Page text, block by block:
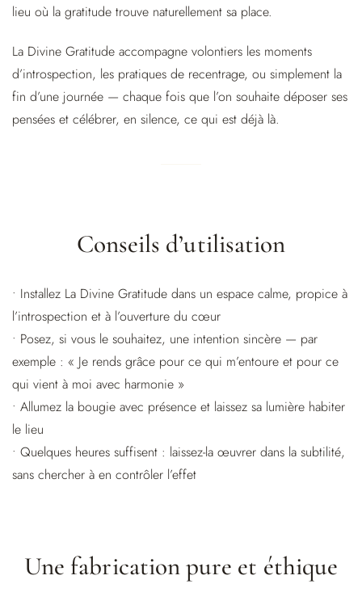
lieu où la gratitude trouve naturellement sa place.
La Divine Gratitude accompagne volontiers les moments
d’introspection, les pratiques de recentrage, ou simplement la
fin d’une journée — chaque fois que l’on souhaite déposer ses
pensées et célébrer, en silence, ce qui est déjà là.
Conseils d’utilisation
• Installez La Divine Gratitude dans un espace calme, propice à
l’introspection et à l’ouverture du cœur
• Posez, si vous le souhaitez, une intention sincère — par
exemple : « Je rends grâce pour ce qui m’entoure et pour ce
qui vient à moi avec harmonie »
• Allumez la bougie avec présence et laissez sa lumière habiter
le lieu
• Quelques heures suffisent : laissez-la œuvrer dans la subtilité,
sans chercher à en contrôler l’effet
Une fabrication pure et éthique